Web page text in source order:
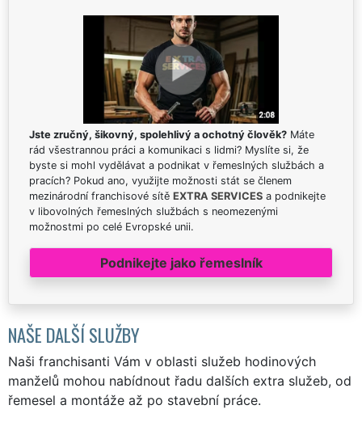
Jste zručný, šikovný, spolehlivý a ochotný člověk? Máte
rád všestrannou práci a komunikaci s lidmi? Myslíte si, že
byste si mohl vydělávat a podnikat v řemeslných službách a
pracích? Pokud ano, využijte možnosti stát se členem
mezinárodní franchisové sítě EXTRA SERVICES a podnikejte
v libovolných řemeslných službách s neomezenými
možnostmi po celé Evropské unii.
Podnikejte jako řemeslník
NAŠE DALŠÍ SLUŽBY
Naši franchisanti Vám v oblasti služeb hodinových
manželů mohou nabídnout řadu dalších extra služeb, od
řemesel a montáže až po stavební práce.